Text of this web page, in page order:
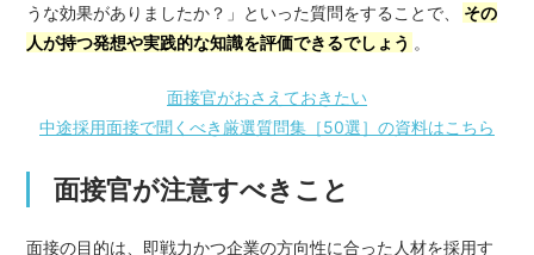
うな効果がありましたか？」といった質問をすることで、
その
人が持つ発想や実践的な知識を評価できるでしょう 。
面接官がおさえておきたい
中途採用面接で聞くべき厳選質問集［50選］の資料はこちら
面接官が注意すべきこと
面接の目的は、即戦力かつ企業の方向性に合った人材を採用す